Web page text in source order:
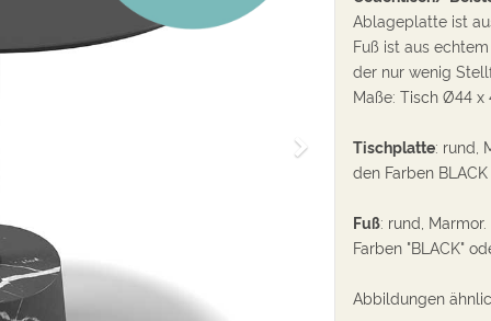
W
Ablageplatte ist
Fuß ist aus
der nur wenig
Maße: Tisch Ø44 x
Tischplatte: rund,
den Farben
Fuß: rund, Marmor.
Farben"BLACK"
Abbildungen